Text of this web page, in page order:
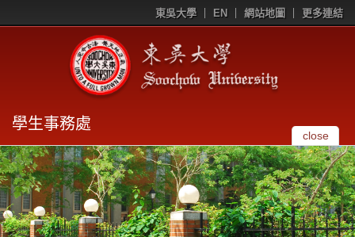
東吳大學 EN 網站地圖 更多連結
學生事務處
close